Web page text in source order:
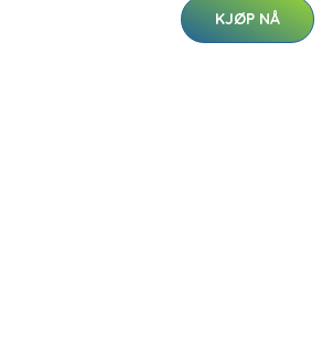
KJØP NÅ